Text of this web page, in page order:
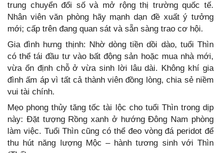
trung chuyển đổi số và mở rộng thị trường quốc tế.
Nhân viên văn phòng hãy mạnh dạn đề xuất ý tưởng
mới; cấp trên đang quan sát và sẵn sàng trao cơ hội.
Gia đình hưng thịnh: Nhờ dòng tiền dồi dào, tuổi Thìn
có thể tái đầu tư vào bất động sản hoặc mua nhà mới,
vừa ổn định chỗ ở vừa sinh lời lâu dài. Không khí gia
đình ấm áp vì tất cả thành viên đồng lòng, chia sẻ niềm
vui tài chính.
Mẹo phong thủy tăng tốc tài lộc cho tuổi Thìn trong dịp
này: Đặt tượng Rồng xanh ở hướng Đông Nam phòng
làm việc. Tuổi Thìn cũng có thể đeo vòng đá peridot để
thu hút năng lượng Mộc – hành tương sinh với Thìn